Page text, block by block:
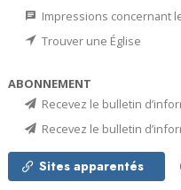
Impressions concernant
Trouver une Église
ABONNEMENT
Recevez le bulletin
Recevez le bulletin
Sites apparentés